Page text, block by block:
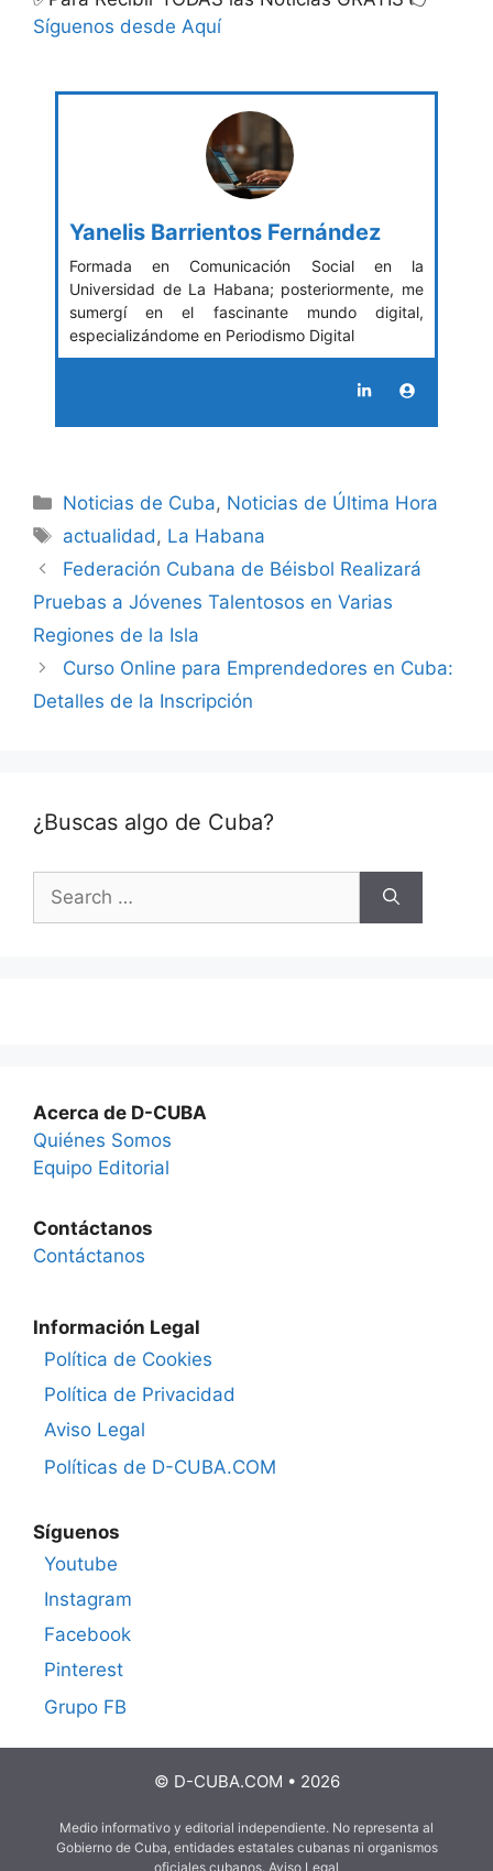
Síguenos desde Aquí
Yanelis Barrientos Fernández
Formada en Comunicación Social en la
Universidad de La Habana; posteriormente, me
sumergí en el fascinante mundo digital,
especializándome en Periodismo Digital
Categories
Noticias de Cuba, Noticias de Última Hora
Tags
actualidad , La Habana
Federación Cubana de Béisbol Realizará
Pruebas a Jóvenes Talentosos en Varias
Regiones de la Isla
Curso Online para Emprendedores en Cuba:
Detalles de la Inscripción
¿Buscas algo de Cuba?
for:
Acerca de D-CUBA
Quiénes Somos
Equipo Editorial
Contáctanos
Contáctanos
Información Legal
Política de Cookies
Política de Privacidad
Aviso Legal
Políticas de D-CUBA.COM
Síguenos
Youtube
Instagram
Facebook
Pinterest
Grupo FB
© D-CUBA.COM • 2026
Medio informativo y editorial independiente. No representa al
Gobierno de Cuba, entidades estatales cubanas ni organismos
oficiales cubanos. Aviso Legal